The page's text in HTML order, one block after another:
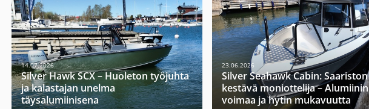
14.07.2026
Silver Hawk SCX – Huoleton työjuhta
ja kalastajan unelma
täysalumiinisena
23.06.2026
Silver Seahawk Cabin: Saariston
kestävä moniottelija – Alumiinin
voimaa ja hytin mukavuutta